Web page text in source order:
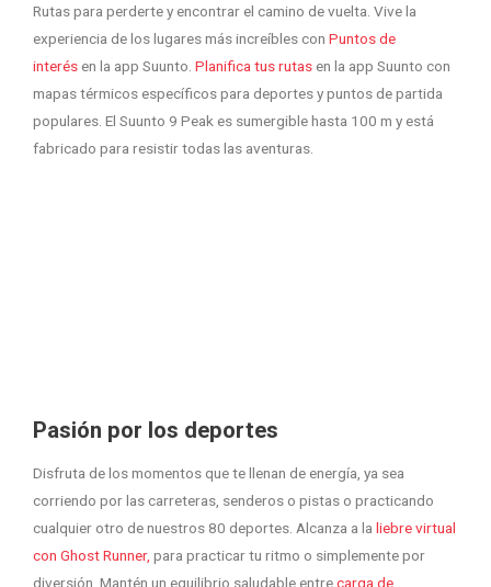
Rutas para perderte y encontrar el camino de vuelta. Vive la
experiencia de los lugares más increíbles con Puntos de
interésen la app Suunto. Planifica tus rutasen la app Suunto con
mapas térmicos específicos para deportes y puntos de partida
populares. El Suunto 9 Peak es sumergible hasta 100 m y está
fabricado para resistir todas las aventuras.
Pasión por los deportes
Disfruta de los momentos que te llenan de energía, ya sea
corriendo por las carreteras, senderos o pistas o practicando
cualquier otro de nuestros 80 deportes. Alcanza a la liebre virtual
con Ghost Runner, para practicar tu ritmo o simplemente por
diversión. Mantén un equilibrio saludable entrecarga de